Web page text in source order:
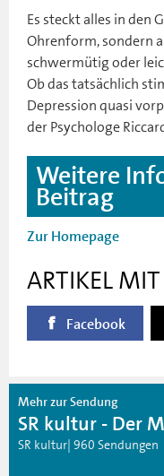
Es steckt alles in den
Ohrenform, sondern
schwermütig oder
Ob das tatsächlich
Depression quasi
der Psychologe
Weitere
Beitrag
Zur Homepage
ARTIKEL
Facebook
Mehr zur Sendung
SR kultur - Der
SR kultur| 960 Sendungen